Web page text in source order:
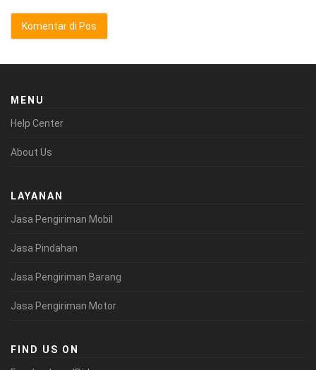
MENU
Help Center
About Us
LAYANAN
Jasa Pengiriman Mobil
Jasa Pindahan
Jasa Pengiriman Barang
Jasa Pengiriman Motor
FIND US ON